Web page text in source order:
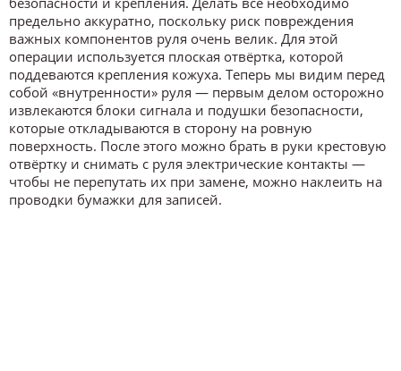
предельно аккуратно, поскольку риск повреждения
важных компонентов руля очень велик. Для этой
операции используется плоская отвёртка, которой
поддеваются крепления кожуха. Теперь мы видим перед
собой «внутренности» руля — первым делом осторожно
извлекаются блоки сигнала и подушки безопасности,
которые откладываются в сторону на ровную
поверхность. После этого можно брать в руки крестовую
отвёртку и снимать с руля электрические контакты —
чтобы не перепутать их при замене, можно наклеить на
проводки бумажки для записей.